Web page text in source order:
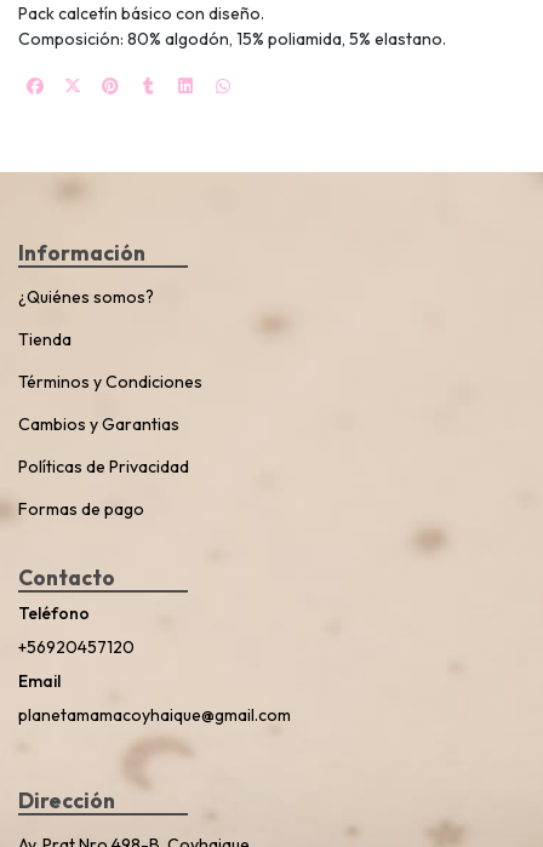
Pack calcetín básico con diseño.
Composición: 80% algodón, 15% poliamida, 5% elastano.
Información
¿Quiénes somos?
Tienda
Términos y Condiciones
Cambios y Garantias
Políticas de Privacidad
Formas de pago
Contacto
Teléfono
+56920457120
Email
planetamamacoyhaique@gmail.com
Dirección